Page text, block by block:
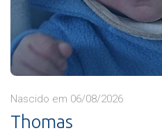
Nascido em 06/08/2026
Thomas